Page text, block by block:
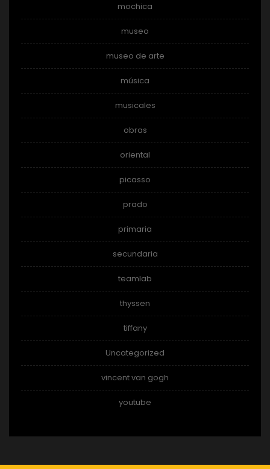
mochica
museo
museo de arte
música
musicales
obras
oriental
picasso
prado
primaria
secundaria
teamlab
thyssen
tiffany
Uncategorized
vincent van gogh
youtube